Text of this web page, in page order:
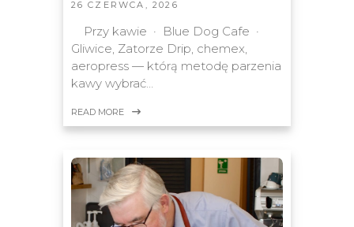
26 CZERWCA, 2026
Przy kawie · Blue Dog Cafe ·
Gliwice, Zatorze Drip, chemex,
aeropress — którą metodę parzenia
kawy wybrać…
READ MORE